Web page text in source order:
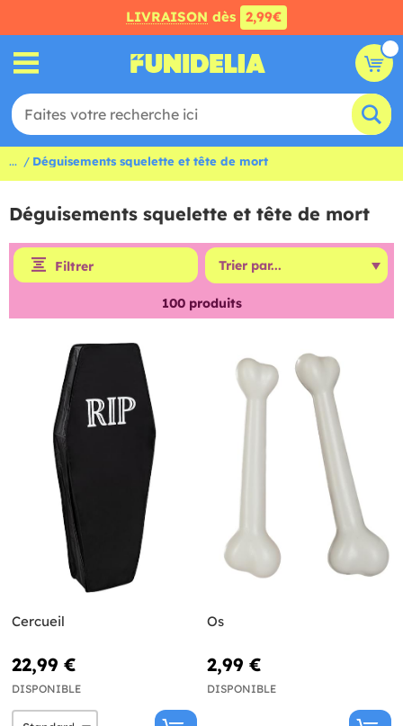
LIVRAISON dès 2,99€
... Déguisements squelette et tête de mort
Déguisements squelette et tête de mort
Filtrer
100produits
Cercueil
22,99 €
DISPONIBLE
Os
2,99 €
DISPONIBLE